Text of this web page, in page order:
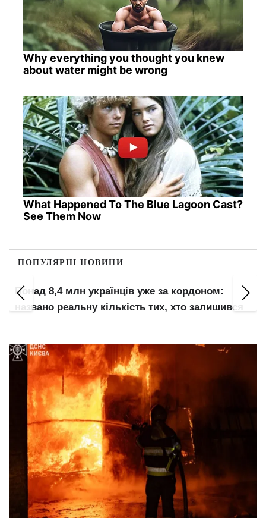
Why everything you thought you knew
about water might be wrong
What Happened To The Blue Lagoon Cast?
See Them Now
ПОПУЛЯРНІ НОВИНИ
Понад 8,4 млн українців уже за кордоном:
названо реальну кількість тих, хто залишився